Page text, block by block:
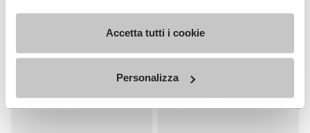
Accetta tutti i cookie
Personalizza